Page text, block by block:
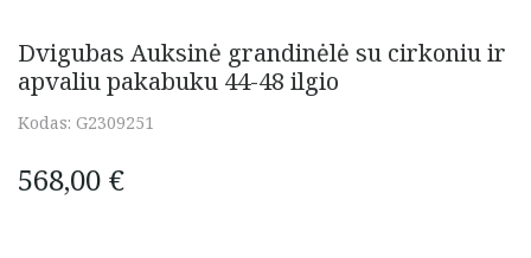
Dvigubas Auksinė grandinėlė su cirkoniu ir
apvaliu pakabuku 44-48 ilgio
Kodas: G2309251
568,00 €